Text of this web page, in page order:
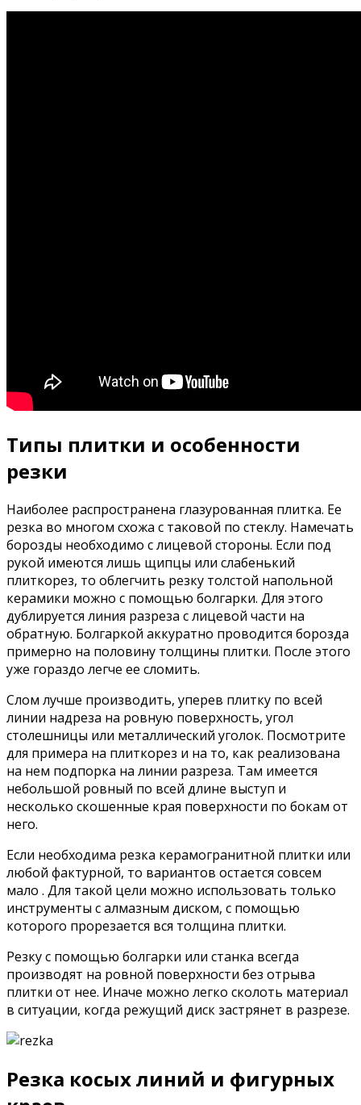
Типы плитки и особенности
резки
Наиболее распространена глазурованная плитка. Ее
резка во многом схожа с таковой по стеклу. Намечать
борозды необходимо с лицевой стороны. Если под
рукой имеются лишь щипцы или слабенький
плиткорез, то облегчить резку толстой напольной
керамики можно с помощью болгарки. Для этого
дублируется линия разреза с лицевой части на
обратную. Болгаркой аккуратно проводится борозда
примерно на половину толщины плитки. После этого
уже гораздо легче ее сломить.
Слом лучше производить, уперев плитку по всей
линии надреза на ровную поверхность, угол
столешницы или металлический уголок. Посмотрите
для примера на плиткорез и на то, как реализована
на нем подпорка на линии разреза. Там имеется
небольшой ровный по всей длине выступ и
несколько скошенные края поверхности по бокам от
него.
Если необходима резка керамогранитной плитки или
любой фактурной, то вариантов остается совсем
мало . Для такой цели можно использовать только
инструменты с алмазным диском, с помощью
которого прорезается вся толщина плитки.
Резку с помощью болгарки или станка всегда
производят на ровной поверхности без отрыва
плитки от нее. Иначе можно легко сколоть материал
в ситуации, когда режущий диск застрянет в разрезе.
Резка косых линий и фигурных